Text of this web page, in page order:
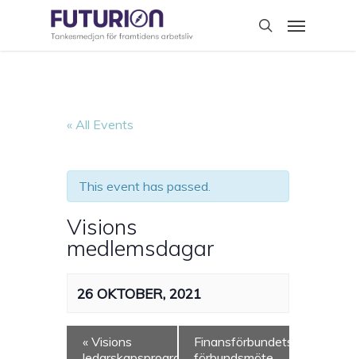
search
Menu
« All Events
This event has passed.
Visions
medlemsdagar
26 OKTOBER, 2021
« Visions
Finansförbundets